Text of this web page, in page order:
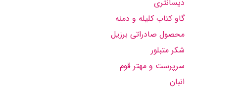
دیسانتری
گاو كتاب كلیله و دمنه
محصول صادراتی برزیل
شكر متبلور
سرپرست و مهتر قوم
انبان